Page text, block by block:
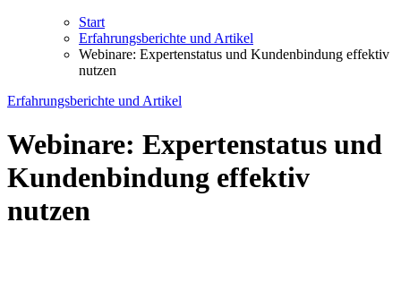
Start
Erfahrungsberichte und Artikel
Webinare: Expertenstatus und Kundenbindung effektiv
nutzen
Erfahrungsberichte und Artikel
Webinare: Expertenstatus und
Kundenbindung effektiv
nutzen